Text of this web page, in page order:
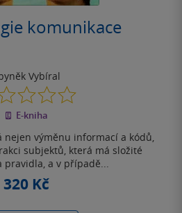
komunikace
Vybíral
0.0
z
5
E-kniha
nejen výměnu informací a kódů,
subjektů, která má složité
pravidla, a v případě...
320 Kč